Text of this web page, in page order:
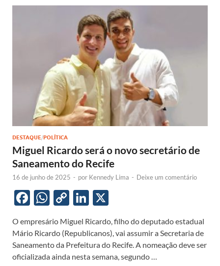
o A Li
n
k
dI
n
DESTAQUE/POLÍTICA
Miguel Ricardo será o novo secretário de
Saneamento do Recife
16 de junho de 2025 - por Kennedy Lima - Deixe um comentário
F
e
b
o
W
at
s
A
C
p
y
Li
Li
k
e
dI
O empresário Miguel Ricardo, filho do deputado estadual
Mário Ricardo (Republicanos), vai assumir a Secretaria de
Saneamento da Prefeitura do Recife. A nomeação deve ser
oficializada ainda nesta semana, segundo …